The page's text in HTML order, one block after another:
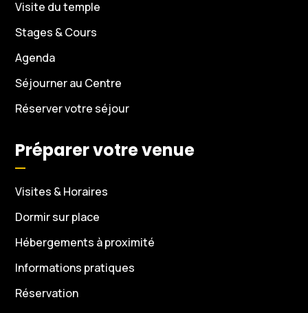
Visite du temple
Stages & Cours
Agenda
Séjourner au Centre
Réserver votre séjour
Préparer votre venue
Visites & Horaires
Dormir sur place
Hébergements à proximité
Informations pratiques
Réservation